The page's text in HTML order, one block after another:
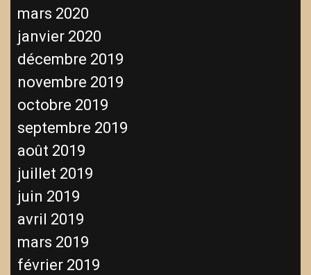
mars 2020
janvier 2020
décembre 2019
novembre 2019
octobre 2019
septembre 2019
août 2019
juillet 2019
juin 2019
avril 2019
mars 2019
février 2019